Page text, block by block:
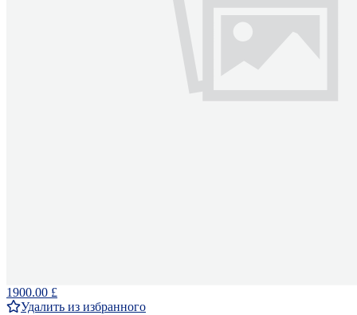
1900.00 £
Удалить из избранного